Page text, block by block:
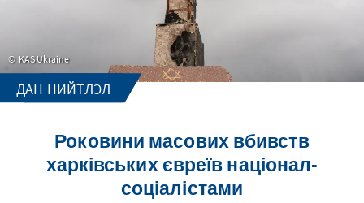
KAS Ukraine
ДАН НИЙТЛЭЛ
Роковини масових вбивств
харківських євреїв націонал-
соціалістами